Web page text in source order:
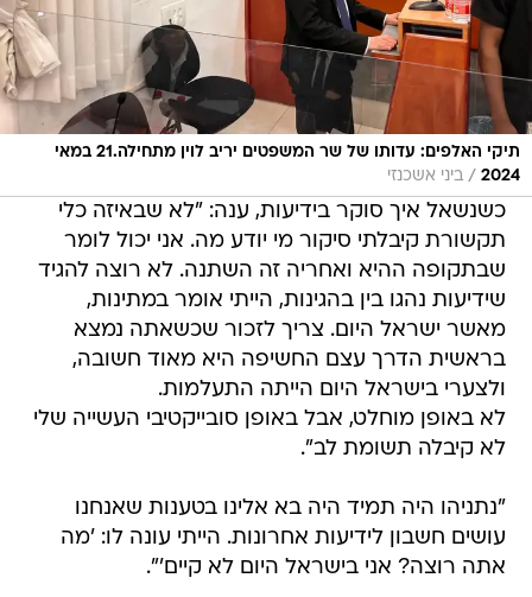
תיקי האלפים: עדותו של שר המשפטים יריב לוין מתחילה.21 במאי
2024
/ ביני אשכנזי
כשנשאל איך סוקר בידיעות, ענה: "לא שבאיזה כלי
תקשורת קיבלתי סיקור מי יודע מה. אני יכול לומר
שבתקופה ההיא ואחריה זה השתנה. לא רוצה להגיד
שידיעות נהגו בין בהגינות, הייתי אומר במתינות,
מאשר ישראל היום. צריך לזכור שכשאתה נמצא
בראשית הדרך עצם החשיפה היא מאוד חשובה,
ולצערי בישראל היום הייתה התעלמות.
לא באופן מוחלט, אבל באופן סובייקטיבי העשייה שלי
לא קיבלה תשומת לב".
"נתניהו היה תמיד היה בא אלינו בטענות שאנחנו
עושים חשבון לידיעות אחרונות. הייתי עונה לו: 'מה
אתה רוצה? אני בישראל היום לא קיים'".